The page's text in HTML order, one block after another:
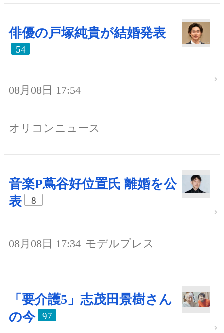
俳優の戸塚純貴が結婚発表
54
08月08日 17:54
オリコンニュース
音楽P蔦谷好位置氏 離婚を公
表
8
08月08日 17:34 モデルプレス
「要介護5」志茂田景樹さん
の今
97